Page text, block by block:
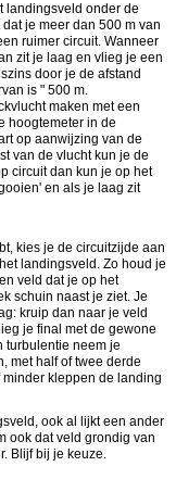
landingsveld onder de
je meer dan 500 m van
ruimer circuit. Wanneer
zit je laag en vlieg je een
door je de afstand
is " 500 m.
maken met een
hoogtemeter in de
op aanwijzing van de
van de vlucht kun je de
circuit dan kun je op het
en als je laag zit
kies je de circuitzijde aan
landingsveld. Zo houd je
veld dat je op het
schuin naast je ziet. Je
kruip dan naar je veld
je final met de gewone
turbulentie neem je
met half of twee derde
kleppen de landing
ook al lijkt een ander
ook dat veld grondig van
Blijf bij je keuze.